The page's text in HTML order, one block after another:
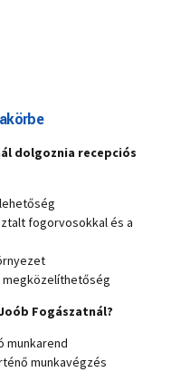
dolgoznia recepciós
fogorvosokkal és a
Fogászatnál?
munkarend
munkavégzés